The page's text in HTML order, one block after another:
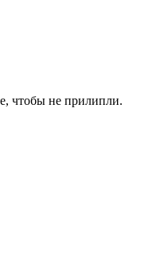
чтобы не прилипли.